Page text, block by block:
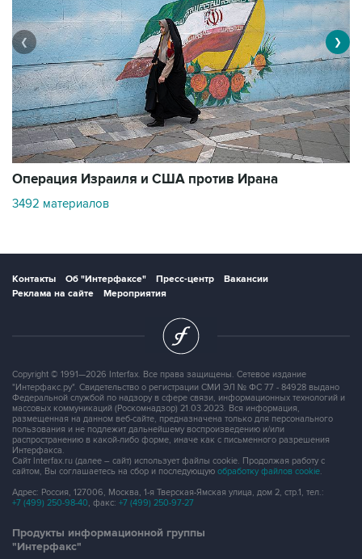
Операция Израиля и США против Ирана
3492 материалов
❮ ❯
Контакты Об "Интерфаксе" Пресс-центр
Вакансии
Реклама на сайте
Мероприятия
Copyright © 1991—2026 Interfax. Все права защищены. Сетевое издание
"Интерфакс.ру". Свидетельство о регистрации СМИ ЭЛ № ФС 77 - 84928 выдано
Федеральной службой по надзору в сфере связи, информационных технологий и
массовых коммуникаций (Роскомнадзор) 21.03.2023. Вся информация,
размещенная на данном веб-сайте, предназначена только для персонального
пользования и не подлежит дальнейшему воспроизведению и/или
распространению в какой-либо форме, иначе как с письменного разрешения
Интерфакса.
Сайт Interfax.ru (далее – сайт) использует файлы cookie. Продолжая работу с
сайтом, Вы соглашаетесь на сбор и последующую обработку файлов cookie
Адрес: Россия, 127006, Москва, 1-я Тверская-Ямская улица, дом 2, стр.1, тел.:
+7 (499) 250-98-40 , факс: +7 (499) 250-97-27
Продукты информационной группы
"Интерфакс"